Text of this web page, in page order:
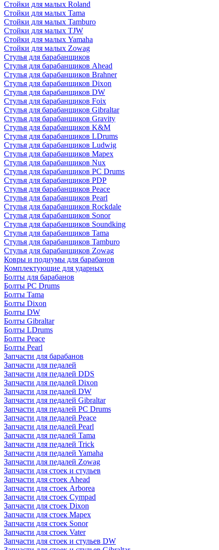
Стойки для малых Roland
Стойки для малых Tama
Стойки для малых Tamburo
Стойки для малых TJW
Стойки для малых Yamaha
Стойки для малых Zowag
Стулья для барабанщиков
Стулья для барабанщиков Ahead
Стулья для барабанщиков Brahner
Стулья для барабанщиков Dixon
Стулья для барабанщиков DW
Стулья для барабанщиков Foix
Стулья для барабанщиков Gibraltar
Стулья для барабанщиков Gravity
Стулья для барабанщиков K&M
Стулья для барабанщиков LDrums
Стулья для барабанщиков Ludwig
Стулья для барабанщиков Mapex
Стулья для барабанщиков Nux
Стулья для барабанщиков PC Drums
Стулья для барабанщиков PDP
Стулья для барабанщиков Peace
Стулья для барабанщиков Pearl
Стулья для барабанщиков Rockdale
Стулья для барабанщиков Sonor
Стулья для барабанщиков Soundking
Стулья для барабанщиков Tama
Стулья для барабанщиков Tamburo
Стулья для барабанщиков Zowag
Ковры и подиумы для барабанов
Комплектующие для ударных
Болты для барабанов
Болты PC Drums
Болты Tama
Болты Dixon
Болты DW
Болты Gibraltar
Болты LDrums
Болты Peace
Болты Pearl
Запчасти для барабанов
Запчасти для педалей
Запчасти для педалей DDS
Запчасти для педалей Dixon
Запчасти для педалей DW
Запчасти для педалей Gibraltar
Запчасти для педалей PC Drums
Запчасти для педалей Peace
Запчасти для педалей Pearl
Запчасти для педалей Tama
Запчасти для педалей Trick
Запчасти для педалей Yamaha
Запчасти для педалей Zowag
Запчасти для стоек и стульев
Запчасти для стоек Ahead
Запчасти для стоек Arborea
Запчасти для стоек Cympad
Запчасти для стоек Dixon
Запчасти для стоек Mapex
Запчасти для стоек Sonor
Запчасти для стоек Vater
Запчасти для стоек и стульев DW